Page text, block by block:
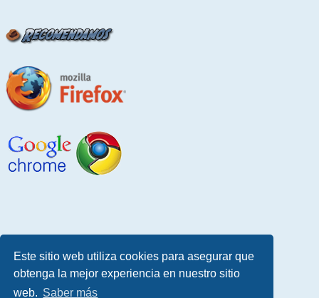
Este sitio web utiliza cookies para asegurar que
obtenga la mejor experiencia en nuestro sitio
web. Saber más